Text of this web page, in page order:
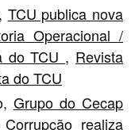
TCU publica nova
Operacional /
do TCU , Revista
do TCU
Grupo do Cecap
realiza